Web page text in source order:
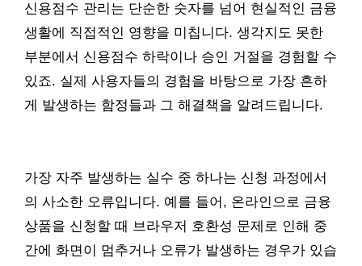
신용점수 관리는 단순한 숫자를 넘어 현실적인 금융
생활에 직접적인 영향을 미칩니다. 생각지도 못한
부분에서 신용점수 하락이나 승인 거절을 경험할 수
있죠. 실제 사용자들의 경험을 바탕으로 가장 흔하
게 발생하는 함정들과 그 해결책을 알려드립니다.
가장 자주 발생하는 실수 중 하나는 신청 과정에서
의 사소한 오류입니다. 예를 들어, 온라인으로 금융
상품을 신청할 때 브라우저 호환성 문제로 인해 중
간에 화면이 멈추거나 오류가 발생하는 경우가 있습